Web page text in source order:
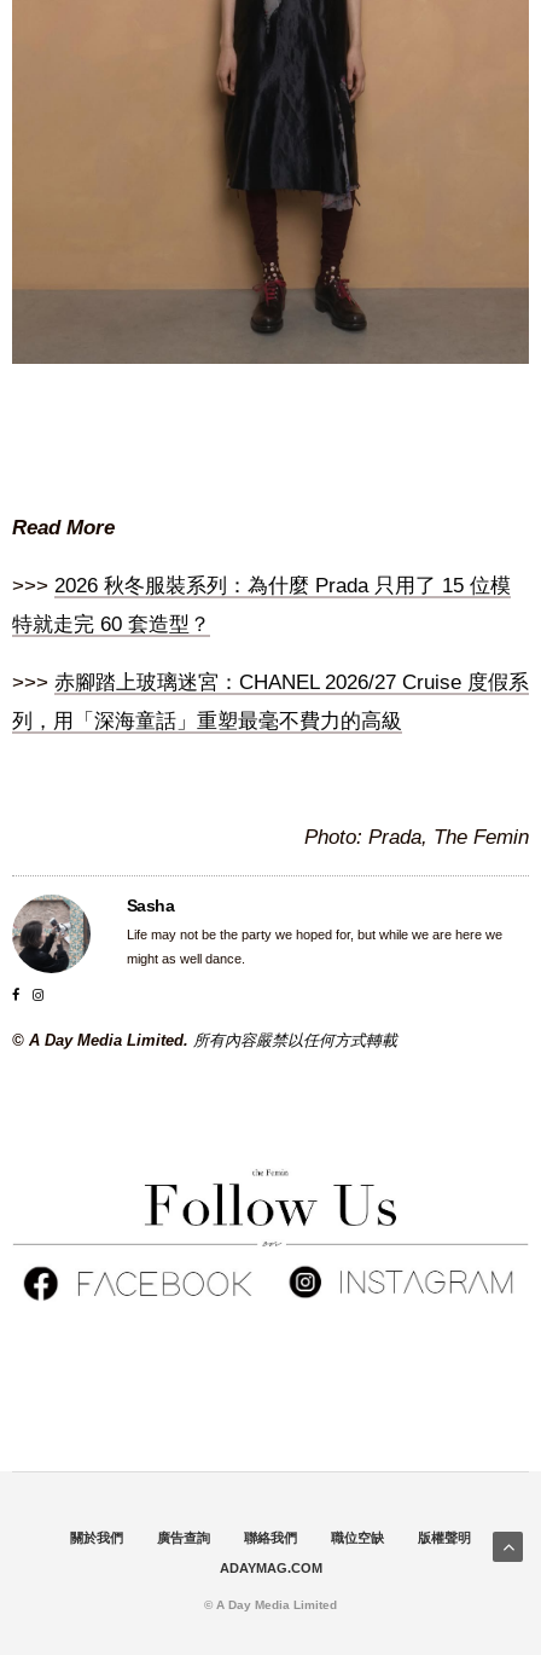
Read More
>>> 2026 秋冬服裝系列：為什麼 Prada 只用了 15 位模
特就走完 60 套造型？
>>> 赤腳踏上玻璃迷宮：CHANEL 2026/27 Cruise 度假系
列，用「深海童話」重塑最毫不費力的高級
Photo: Prada, The Femin
Sasha
Life may not be the party we hoped for, but while we are here we
might as well dance.
© A Day Media Limited. 所有內容嚴禁以任何方式轉載
關於我們 廣告查詢 聯絡我們 職位空缺 版權聲明
ADAYMAG.COM
© A Day Media Limited